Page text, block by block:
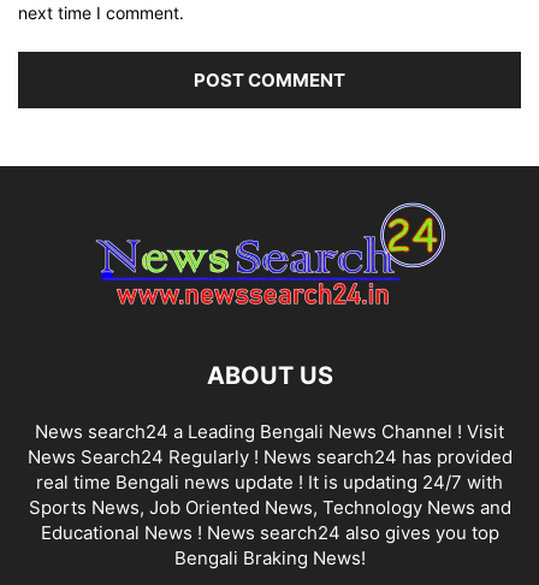
next time I comment.
ABOUT US
News search24 a Leading Bengali News Channel ! Visit
News Search24 Regularly ! News search24 has provided
real time Bengali news update ! It is updating 24/7 with
Sports News, Job Oriented News, Technology News and
Educational News ! News search24 also gives you top
Bengali Braking News!